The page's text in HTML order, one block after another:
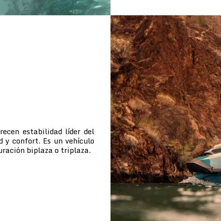
estabilidad líder del
y confort. Es un vehículo
biplaza o triplaza.